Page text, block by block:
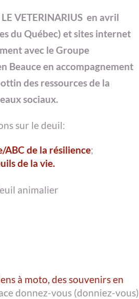
VETERINARIUS en avril
du Québec) et sites internet
avec le Groupe
Beauce en accompagnement
des ressources de la
sociaux.
sur le deuil:
ABC de la résilience;
de la vie.
à moto, des souvenirs en
donnez-vous (donniez-vous)